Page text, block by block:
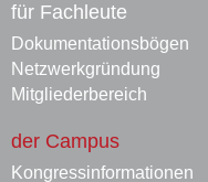
für Fachleute
Dokumentationsbögen
Netzwerkgründung
Mitgliederbereich
der Campus
Kongressinformationen